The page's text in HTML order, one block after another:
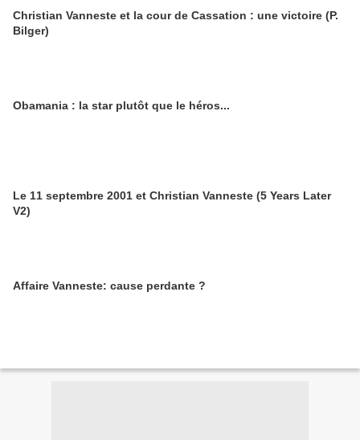
Christian Vanneste et la cour de Cassation : une victoire (P.
Bilger)
Obamania : la star plutôt que le héros...
Le 11 septembre 2001 et Christian Vanneste (5 Years Later
V2)
Affaire Vanneste: cause perdante ?